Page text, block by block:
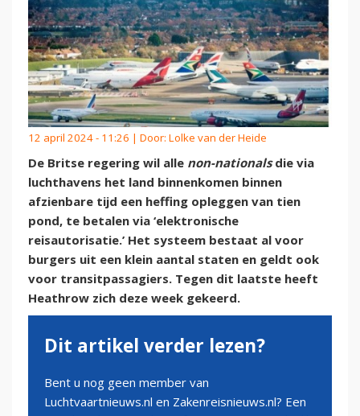
12 april 2024 - 11:26 | Door: Lolke van der Heide
De Britse regering wil alle non-nationalsdie via
luchthavens het land binnenkomen binnen
afzienbare tijd een heffing opleggen van tien
pond, te betalen via ‘elektronische
reisautorisatie.’ Het systeem bestaat al voor
burgers uit een klein aantal staten en geldt ook
voor transitpassagiers. Tegen dit laatste heeft
Heathrow zich deze week gekeerd.
Dit artikel verder lezen?
Bent u nog geen member van
Luchtvaartnieuws.nl en Zakenreisnieuws.nl? Een